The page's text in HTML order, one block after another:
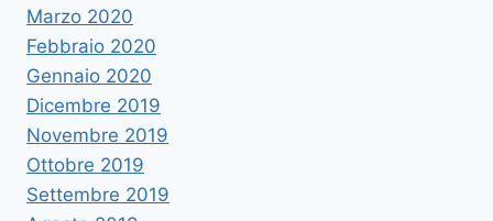
Marzo 2020
Febbraio 2020
Gennaio 2020
Dicembre 2019
Novembre 2019
Ottobre 2019
Settembre 2019